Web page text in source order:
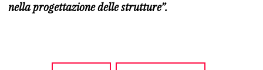
nella progettazione delle strutture”.